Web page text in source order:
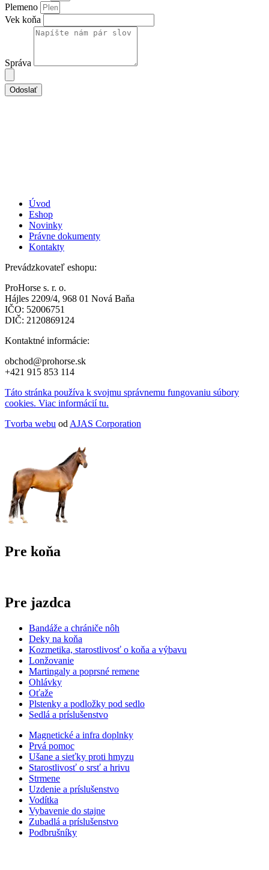
Plemeno
Vek koňa
Správa
Odoslať
Úvod
Eshop
Novinky
Právne dokumenty
Kontakty
Prevádzkovateľ eshopu:
ProHorse s. r. o.
Hájles 2209/4, 968 01 Nová Baňa
IČO: 52006751
DIČ: 2120869124
Kontaktné informácie:
obchod@prohorse.sk
+421 915 853 114
Táto stránka používa k svojmu správnemu fungovaniu súbory
cookies. Viac informácií tu.
Tvorba webu od AJAS Corporation
Pre koňa
Pre jazdca
Bandáže a chrániče nôh
Deky na koňa
Kozmetika, starostlivosť o koňa a výbavu
Lonžovanie
Martingaly a poprsné remene
Ohlávky
Oťaže
Plstenky a podložky pod sedlo
Sedlá a príslušenstvo
Magnetické a infra doplnky
Prvá pomoc
Ušane a sieťky proti hmyzu
Starostlivosť o srsť a hrivu
Strmene
Uzdenie a príslušenstvo
Vodítka
Vybavenie do stajne
Zubadlá a príslušenstvo
Podbrušníky